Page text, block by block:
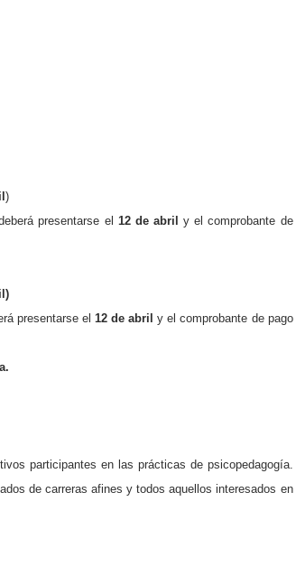
)
presentarse el 12 de abrily el comprobante de
presentarse el 12 de abrily el comprobante de pago
participantes en las prácticas de psicopedagogía.
de carreras afines y todos aquellos interesados en